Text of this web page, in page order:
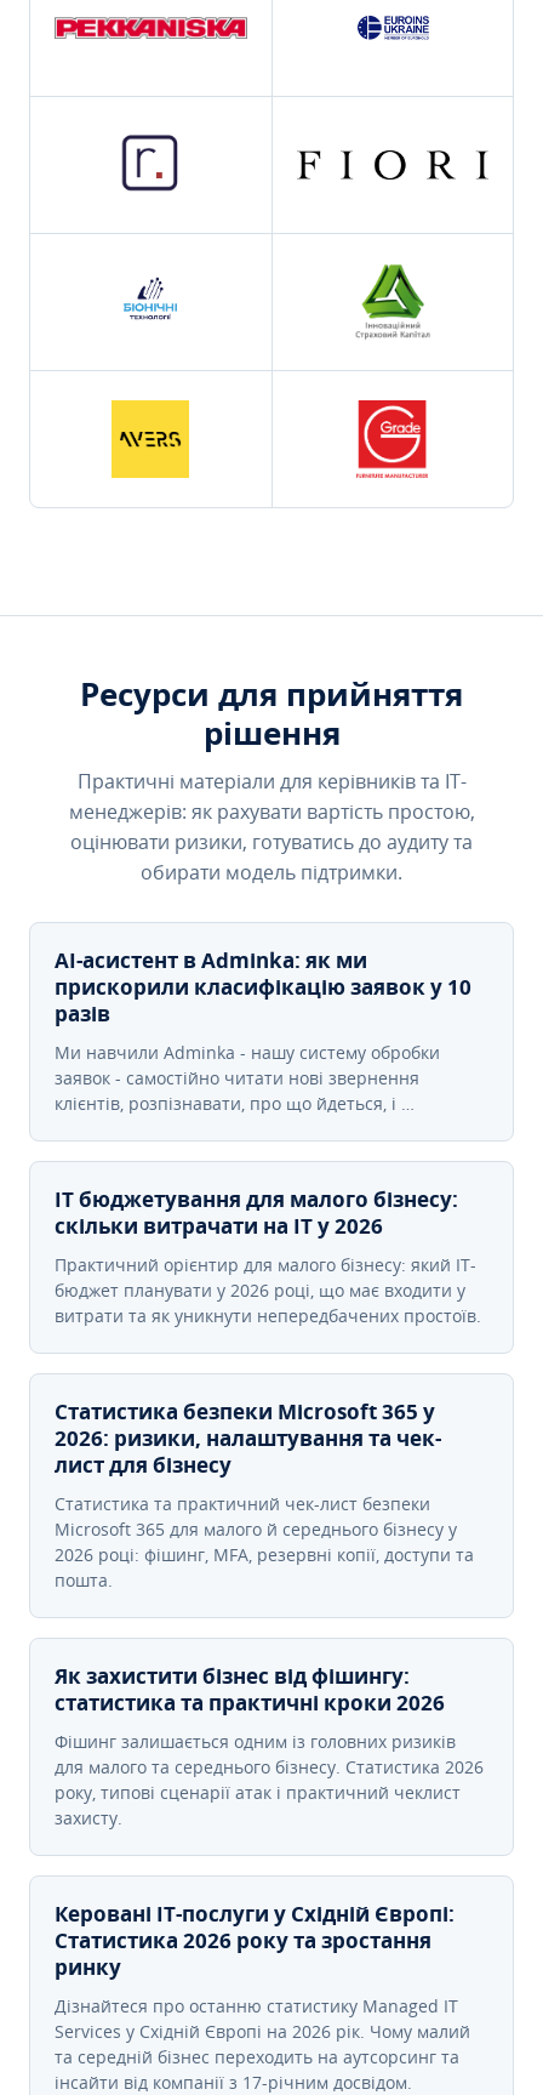
Ресурси для прийняття
рішення
Практичні матеріали для керівників та IT-
менеджерів: як рахувати вартість простою,
оцінювати ризики, готуватись до аудиту та
обирати модель підтримки.
AI-асистент в Adminka: як ми
прискорили класифікацію заявок у 10
разів
Ми навчили Adminka - нашу систему обробки
заявок - самостійно читати нові звернення
клієнтів, розпізнавати, про що йдеться, і …
IT бюджетування для малого бізнесу:
скільки витрачати на IT у 2026
Практичний орієнтир для малого бізнесу: який IT-
бюджет планувати у 2026 році, що має входити у
витрати та як уникнути непередбачених простоїв.
Статистика безпеки Microsoft 365 у
2026: ризики, налаштування та чек-
лист для бізнесу
Статистика та практичний чек-лист безпеки
Microsoft 365 для малого й середнього бізнесу у
2026 році: фішинг, MFA, резервні копії, доступи та
пошта.
Як захистити бізнес від фішингу:
статистика та практичні кроки 2026
Фішинг залишається одним із головних ризиків
для малого та середнього бізнесу. Статистика 2026
року, типові сценарії атак і практичний чеклист
захисту.
Керовані ІТ-послуги у Східній Європі:
Статистика 2026 року та зростання
ринку
Дізнайтеся про останню статистику Managed IT
Services у Східній Європі на 2026 рік. Чому малий
та середній бізнес переходить на аутсорсинг та
інсайти від компанії з 17-річним досвідом.